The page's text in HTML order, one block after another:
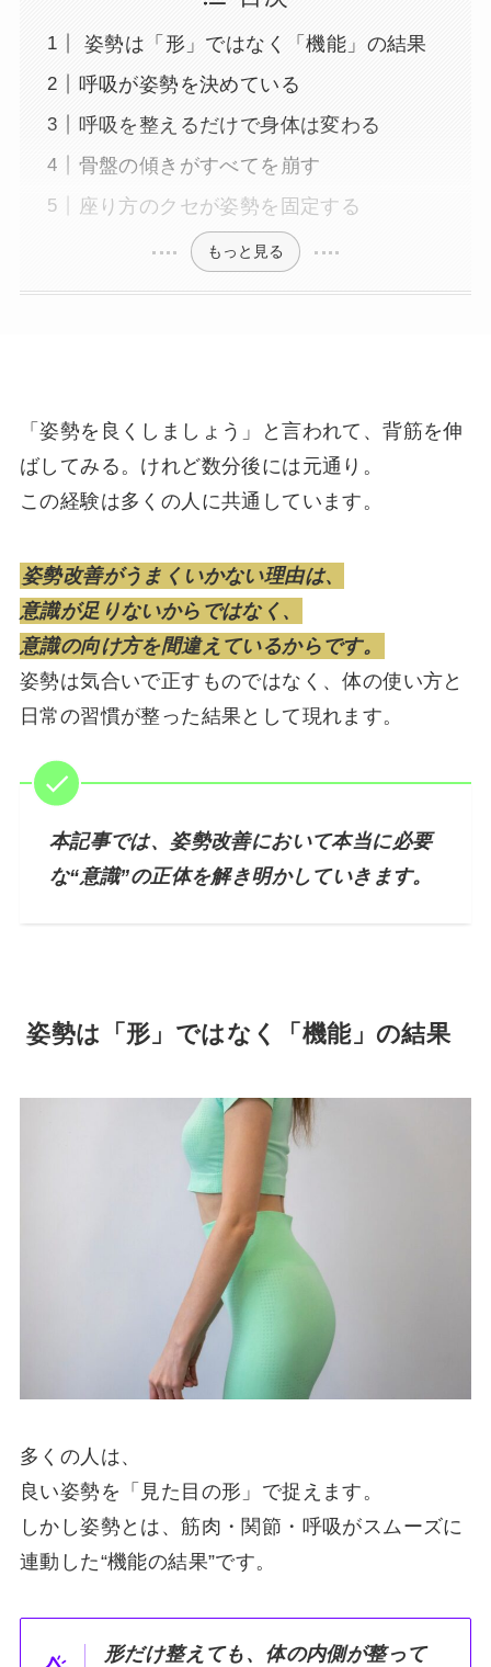
姿勢は「形」ではなく「機能」の結果
呼吸が姿勢を決めている
呼吸を整えるだけで身体は変わる
骨盤の傾きがすべてを崩す
座り方のクセが姿勢を固定する
もっと見る
「姿勢を良くしましょう」と言われて、背筋を伸
ばしてみる。けれど数分後には元通り。
この経験は多くの人に共通しています。
姿勢改善がうまくいかない理由は、
意識が足りないからではなく、
意識の向け方を間違えているからです。
姿勢は気合いで正すものではなく、体の使い方と
日常の習慣が整った結果として現れます。
本記事では、姿勢改善において本当に必要
な“意識”の正体を解き明かしていきます。
姿勢は「形」ではなく「機能」の結果
多くの人は、
良い姿勢を「見た目の形」で捉えます。
しかし姿勢とは、筋肉・関節・呼吸がスムーズに
連動した“機能の結果”です。
形だけ整えても、体の内側が整って